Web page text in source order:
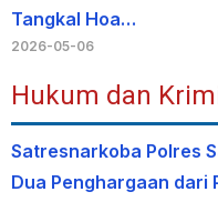
Tangkal Hoa…
2026-05-06
Hukum dan
Satresnarkoba Polres
Dua Penghargaan dari